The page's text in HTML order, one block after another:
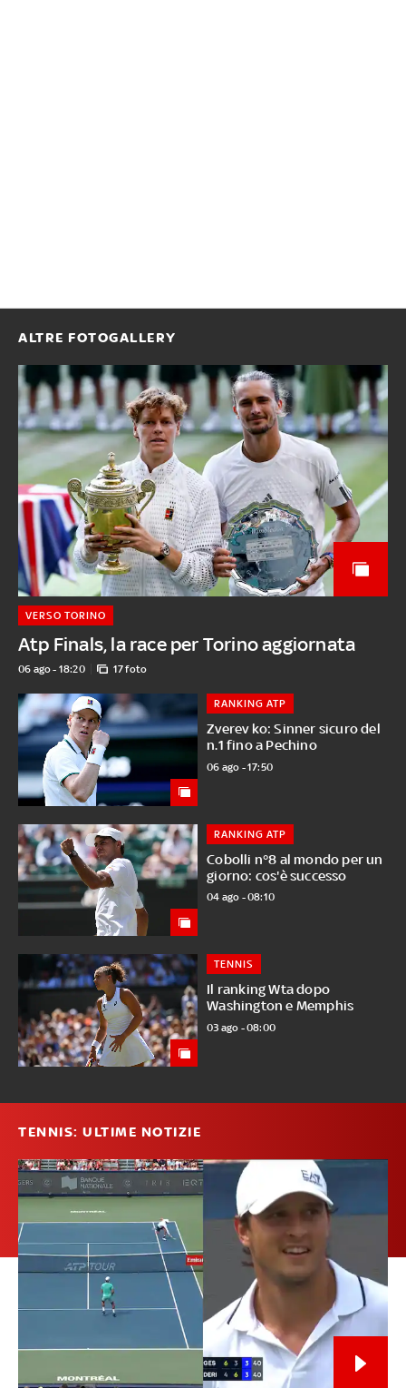
ALTRE FOTOGALLERY
Atp Finals, la race per Torino aggiornata
VERSO TORINO
06 ago - 18:20 17 foto
Zverev ko: Sinner sicuro del
n.1 fino a Pechino
RANKING ATP
06 ago - 17:50
Cobolli n°8 al mondo per un
giorno: cos'è successo
RANKING ATP
04 ago - 08:10
Il ranking Wta dopo
Washington e Memphis
TENNIS
03 ago - 08:00
TENNIS: ULTIME NOTIZIE